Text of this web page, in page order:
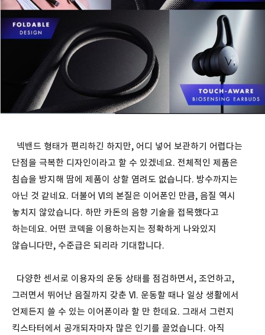
넥밴드 형태가 편리하긴 하지만, 어디 넣어 보관하기 어렵다는
단점을 극복한 디자인이라고 할 수 있겠네요. 전체적인 제품은
침습을 방지해 땀에 제품이 상할 염려도 없습니다. 방수까지는
아닌 것 같네요. 더불어 VI의 본질은 이어폰인 만큼, 음질 역시
놓치지 않았습니다. 하만 카돈의 음향 기술을 접목했다고
하는데요. 어떤 코덱을 이용하는지는 정확하게 나와있지
않습니다만, 수준급은 되리라 기대합니다.
다양한 센서로 이용자의 운동 상태를 점검하면서, 조언하고,
그러면서 뛰어난 음질까지 갖춘 VI. 운동할 때나 일상 생활에서
언제든지 쓸 수 있는 이어폰이라 할 만 한데요. 그래서 그런지
킥스타터에서 공개되자마자 많은 인기를 끌었습니다. 아직